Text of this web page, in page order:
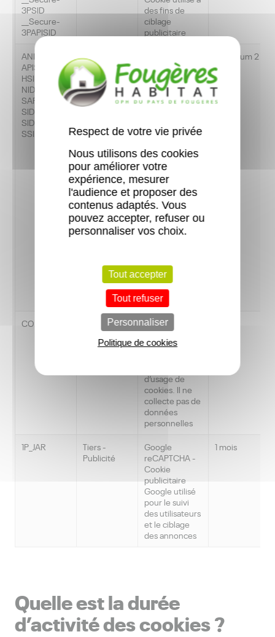
3PSID
__Secure-
3PAPISID
des fins de
ciblage
publicitaire
ANID
APISID
HSID
NID
SAPISID
SID
SIDCC
SSID
Tiers -
Publicité
reCAPTCHA -
Google utilise
ces cookies
basés sur des
d’améliorer son
publicité sur
ses sites.Ces
cookies
récupèrent
des
informations
statistiques
quant au
des utilisateurs
visitant le site
et leurs
préférences.
Maximum 2
ans
CONSENT
Publicité
Google
reCAPTCHA -
Ce cookie une
d’usage de
cookies. Il ne
collecte pas de
données
personnelles
1P_JAR
Tiers -
Publicité
Google
reCAPTCHA -
Cookie
publicitaire
Google utilisé
pour le suivi
des utilisateurs
et le ciblage
des annonces
1 mois
Quelle est la durée
d’activité des cookies ?
Respect de votre vie privée
Nous utilisons des cookies
pour améliorer votre
expérience, mesurer
l'audience et proposer des
contenus adaptés. Vous
pouvez accepter, refuser ou
personnaliser vos choix.
Tout accepter
Tout refuser
Personnaliser
Politique de cookies